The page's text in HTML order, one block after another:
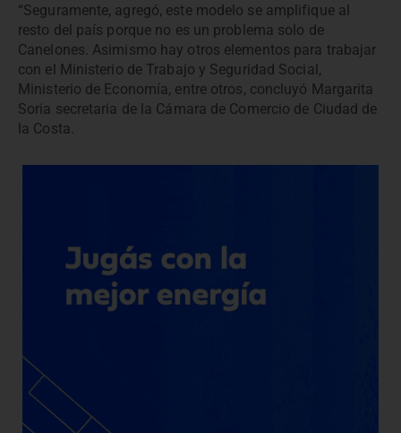
“Seguramente, agregó, este modelo se amplifique al
resto del país porque no es un problema solo de
Canelones. Asimismo hay otros elementos para trabajar
con el Ministerio de Trabajo y Seguridad Social,
Ministerio de Economía, entre otros, concluyó Margarita
Soria secretaria de la Cámara de Comercio de Ciudad de
la Costa.